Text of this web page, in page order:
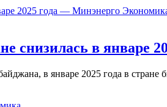
снизилась в январе
в январе 2025 года в